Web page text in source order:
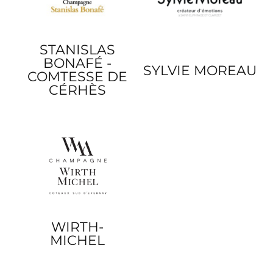
STANISLAS
BONAFÉ -
COMTESSE DE
CÉRHÈS
SYLVIE MOREAU
WIRTH-
MICHEL